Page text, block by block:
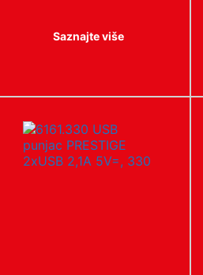
Saznajte više